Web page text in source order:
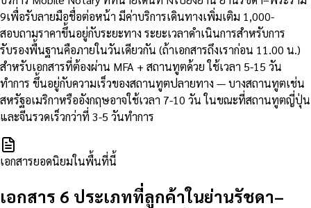
9เพื่อรับลายมือชื่อต่อหน้า มีค่าบริการเดินทางเพิ่มเติม 1,000-
สอบถามราคาขึ้นอยู่กับระยะทาง ระยะเวลาดำเนินการสำหรับการ
รับรองพื้นฐานคือภายในวันเดียวกัน (ถ้าเอกสารถึงเราก่อน 11.00 น.)
สำหรับเอกสารที่ต้องผ่าน MFA + สถานทูตด้วย ใช้เวลา 5-15 วัน
ทำการ ขึ้นอยู่กับความเร็วของสถานทูตปลายทาง — บางสถานทูตเช่น
สหรัฐอเมริกาหรืออังกฤษอาจใช้เวลา 7-10 วัน ในขณะที่สถานทูตญี่ปุ่น
และจีนรวดเร็วกว่าที่ 3-5 วันทำการ
เอกสารยอดนิยมในพื้นที่นี้
เอกสาร 6 ประเภทที่ลูกค้าในย่านรัชดา–